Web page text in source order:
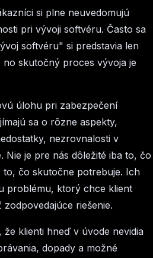
si plne neuvedomujú
pri vývoji softvéru. Často sa
softvéru" si predstavia len
no skutočný proces vývoja je
úlohu pri zabezpečení
sa o rôzne aspekty,
nezrovnalosti v
Nie je pre nás dôležité iba to, čo
čo skutočne potrebuje. Ich
problému, ktorý chce klient
riešenie.
že klienti hneď v úvode nevidia
dopady a možné